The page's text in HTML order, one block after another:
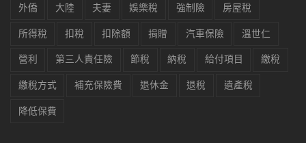
外僑 大陸 夫妻 娛樂稅 強制險 房屋稅
所得稅 扣稅 扣除額 捐贈 汽車保險 溫世仁
營利 第三人責任險 節稅 納稅 給付項目 繳稅
繳稅方式 補充保險費 退休金 退稅 遺產稅
降低保費